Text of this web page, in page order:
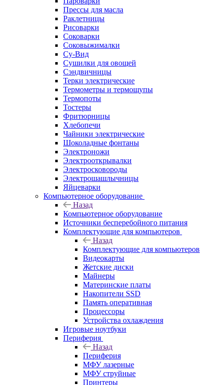
Прессы для масла
Раклетницы
Рисоварки
Соковарки
Соковыжималки
Су-Вид
Сушилки для овощей
Сэндвичницы
Терки электрические
Термометры и термощупы
Термопоты
Тостеры
Фритюрницы
Хлебопечи
Чайники электрические
Шоколадные фонтаны
Электроножи
Электрооткрывалки
Электросковороды
Электрошашлычницы
Яйцеварки
Компьютерное оборудование
Назад
Компьютерное оборудование
Источники бесперебойного питания
Комплектующие для компьютеров
Назад
Комплектующие для компьютеров
Видеокарты
Жетские диски
Майнеры
Материнские платы
Накопители SSD
Память оперативная
Процессоры
Устройства охлаждения
Игровые ноутбуки
Периферия
Назад
Периферия
МФУ лазерные
МФУ струйные
Принтеры